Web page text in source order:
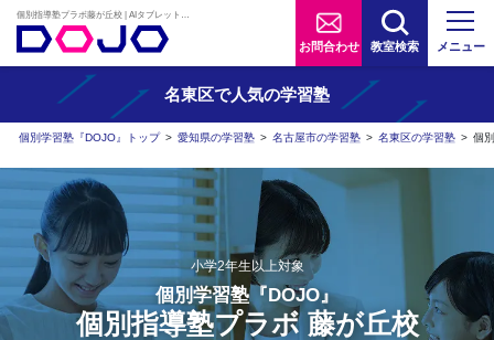
お問合わせ 教室検索 メニュー
名東区で人気の学習塾
個別学習塾『DOJO』トップ > 愛知県の学習塾 > 名古屋市の学習塾 > 名東区の学習塾 > 個
小学2年生以上対象
個別学習塾『DOJO』
個別指導塾プラボ 藤が丘校